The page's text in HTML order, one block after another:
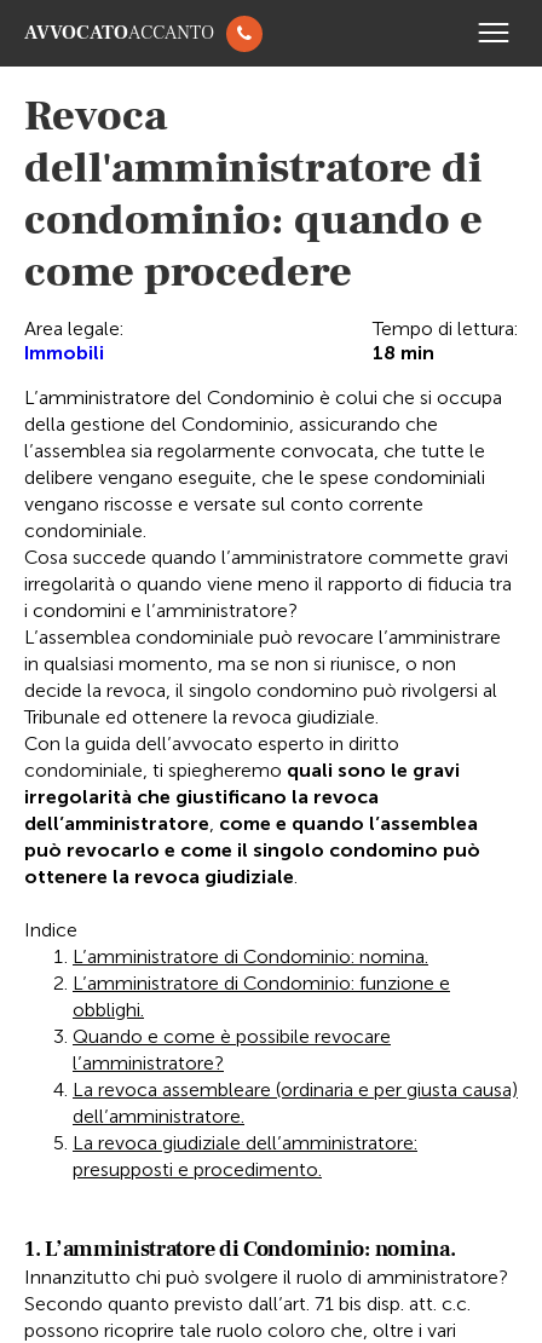
AVVOCATOACCANTO
Revoca
dell'amministratore di
condominio: quando e
come procedere
Area legale:
Immobili
Tempo di lettura:
18 min
L’amministratore del Condominio è colui che si occupa
della gestione del Condominio, assicurando che
l’assemblea sia regolarmente convocata, che tutte le
delibere vengano eseguite, che le spese condominiali
vengano riscosse e versate sul conto corrente
condominiale.
Cosa succede quando l’amministratore commette gravi
irregolarità o quando viene meno il rapporto di fiducia tra
i condomini e l’amministratore?
L’assemblea condominiale può revocare l’amministrare
in qualsiasi momento, ma se non si riunisce, o non
decide la revoca, il singolo condomino può rivolgersi al
Tribunale ed ottenere la revoca giudiziale.
Con la guida dell’avvocato esperto in diritto
condominiale, ti spiegheremo quali sono le gravi
irregolarità che giustificano la revoca
dell’amministratore, come e quando l’assemblea
può revocarlo e come il singolo condomino può
ottenere la revoca giudiziale.
Indice
L’amministratore di Condominio: nomina.
L’amministratore di Condominio: funzione e
obblighi.
Quando e come è possibile revocare
l’amministratore?
La revoca assembleare (ordinaria e per giusta causa)
dell’amministratore.
La revoca giudiziale dell’amministratore:
presupposti e procedimento.
1. L’amministratore di Condominio: nomina.
Innanzitutto chi può svolgere il ruolo di amministratore?
Secondo quanto previsto dall’art. 71 bis disp. att. c.c.
possono ricoprire tale ruolo coloro che, oltre i vari